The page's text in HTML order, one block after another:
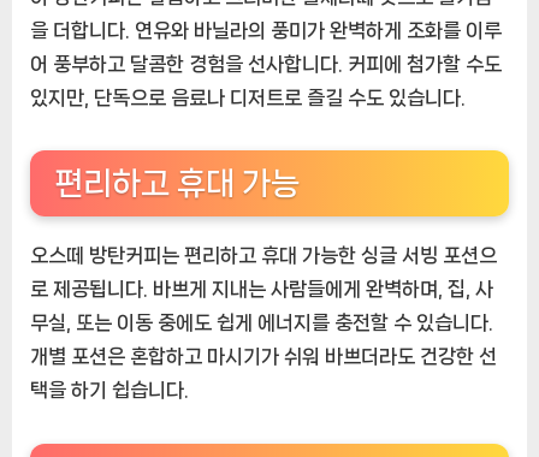
을 더합니다. 연유와 바닐라의 풍미가 완벽하게 조화를 이루
어 풍부하고 달콤한 경험을 선사합니다. 커피에 첨가할 수도
있지만, 단독으로 음료나 디저트로 즐길 수도 있습니다.
편리하고 휴대 가능
오스떼 방탄커피는 편리하고 휴대 가능한 싱글 서빙 포션으
로 제공됩니다. 바쁘게 지내는 사람들에게 완벽하며, 집, 사
무실, 또는 이동 중에도 쉽게 에너지를 충전할 수 있습니다.
개별 포션은 혼합하고 마시기가 쉬워 바쁘더라도 건강한 선
택을 하기 쉽습니다.